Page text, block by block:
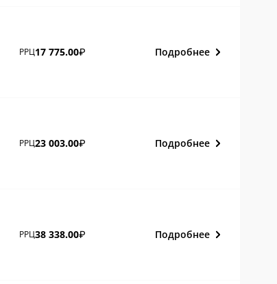
РРЦ17 775.00₽ Подробнее
РРЦ23 003.00₽ Подробнее
РРЦ38 338.00₽ Подробнее